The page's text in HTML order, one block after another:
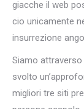
giacche il web
cio unicamente
insurrezione
Siamo attraverso
svolto
migliori tre siti